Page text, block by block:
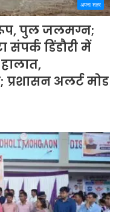
अपना शहर
रूप, पुल जलमग्न;
संपर्क डिंडौरी में
प्रशासन अलर्ट मोड